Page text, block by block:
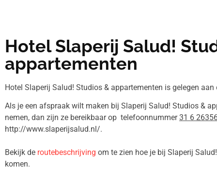
Hotel Slaperij Salud!
appartementen
Hotel Slaperij Salud! Studios & appartementen is gelegen
Als je een afspraak wilt maken bij Slaperij Salud! Studios &
nemen, dan zijn ze bereikbaar op telefoonnummer31 6
http://www.slaperijsalud.nl/.
Bekijk de routebeschrijving om te zien hoe je bij Slaperij
komen.